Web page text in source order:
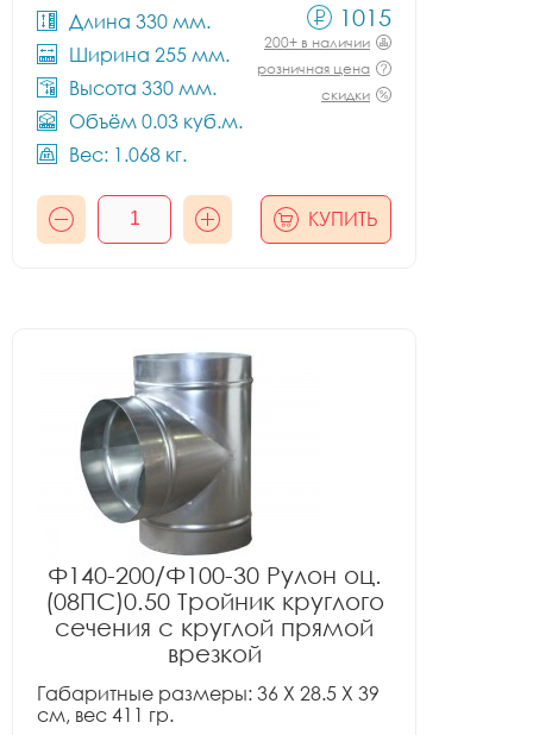
Длина 330 мм.
Ширина 255 мм.
Высота 330 мм.
Объём 0.03 куб.м.
Вес: 1.068 кг.
1015
200+ в наличии
розничная цена
скидки
КУПИТЬ
Ф140-200/Ф100-30 Рулон оц.
(08ПС)0.50 Тройник круглого
сечения с круглой прямой
врезкой
Габаритные размеры: 36 X 28.5 X 39
см, вес 411 гр.